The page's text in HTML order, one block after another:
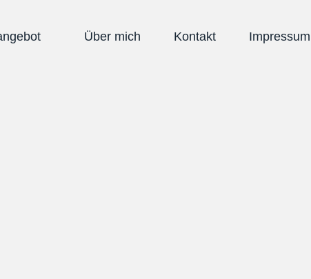
Über mich Kontakt Impressum